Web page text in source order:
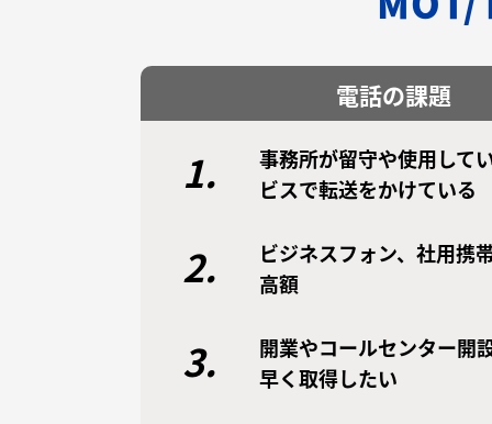
電話の課題
1.
事務所が留守や使用して
ビスで転送をかけている
2.
ビジネスフォン、社用携
高額
3.
開業やコールセンター開
早く取得したい